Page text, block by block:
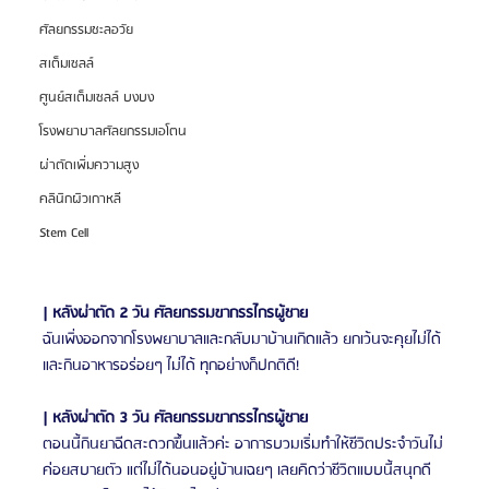
ศัลยกรรมชะลอวัย
สเต็มเซลล์
ศูนย์สเต็มเซลล์ บงบง
โรงพยาบาลศัลยกรรมเอโตน
ผ่าตัดเพิ่มความสูง
คลินิกผิวเกาหลี
Stem Cell
| หลังผ่าตัด 2 วัน ศัลยกรรมขากรรไกรผู้ชาย
ฉันเพิ่งออกจากโรงพยาบาลและกลับมาบ้านเกิดแล้ว ยกเว้นจะคุยไม่ได้
และกินอาหารอร่อยๆ ไม่ได้ ทุกอย่างก็ปกติดี!
| หลังผ่าตัด 3 วัน ศัลยกรรมขากรรไกรผู้ชาย
ตอนนี้กินยาฉีดสะดวกขึ้นแล้วค่ะ อาการบวมเริ่มทำให้ชีวิตประจำวันไม่
ค่อยสบายตัว แต่ไม่ได้นอนอยู่บ้านเฉยๆ เลยคิดว่าชีวิตแบบนี้สนุกดี